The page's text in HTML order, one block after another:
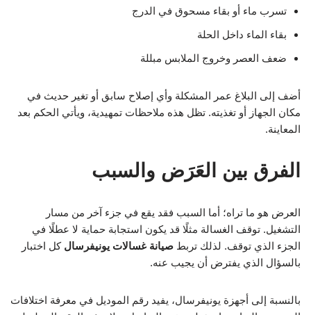
تسرب ماء أو بقاء مسحوق في الدرج
بقاء الماء داخل الحلة
ضعف العصر وخروج الملابس مبللة
أضف إلى البلاغ عمر المشكلة وأي إصلاح سابق أو تغير حديث في
مكان الجهاز أو تغذيته. تظل هذه ملاحظات تمهيدية، ويأتي الحكم بعد
المعاينة.
الفرق بين العَرَض والسبب
العرض هو ما تراه؛ أما السبب فقد يقع في جزء آخر من مسار
التشغيل. توقف الغسالة مثلًا قد يكون استجابة حماية لا عطلًا في
الجزء الذي توقف. لذلك تربط صيانة غسالات يونيفرسال كل اختبار
بالسؤال الذي يفترض أن يجيب عنه.
بالنسبة إلى أجهزة يونيفرسال، يفيد رقم الموديل في معرفة اختلافات